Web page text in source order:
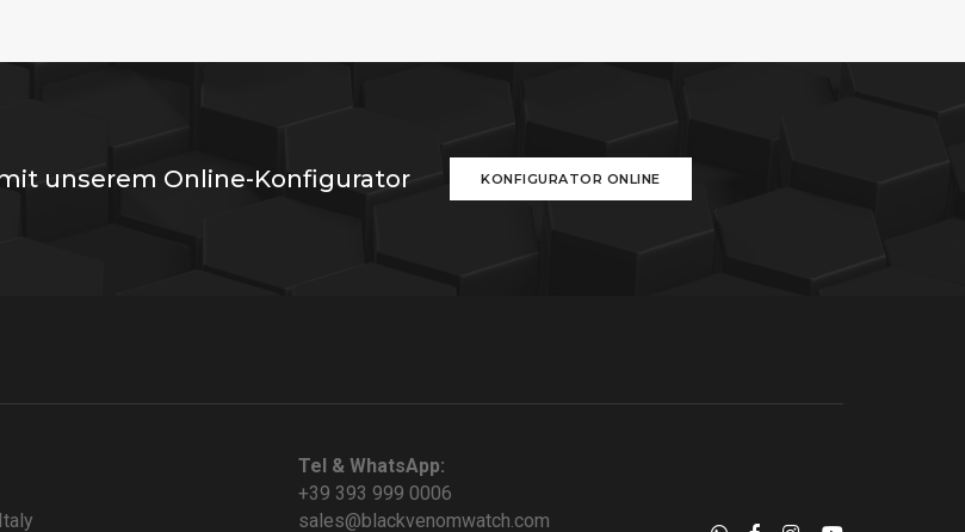
unserem Online-Konfigurator KONFIGURATOR ONLINE
Tel & WhatsApp:
+39 393 999 0006
sales@blackvenomwatch.com